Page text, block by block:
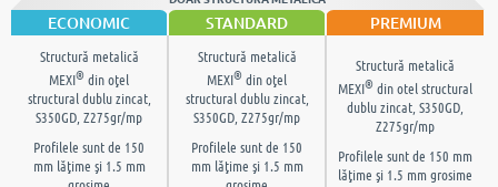
ECONOMIC STANDARD PREMIUM
Structură metalică
® din oţel
structural dublu zincat,
S350GD, Z275gr/mp
Profilele sunt de 150
mm lăţime şi 1.5 mm
grosime
Structură metalică
® din oţel
structural dublu zincat,
S350GD, Z275gr/mp
Profilele sunt de 150
mm lăţime şi 1.5 mm
grosime
Structură metalică
® din otel structural
dublu zincat, S350GD,
Z275gr/mp
Profilele sunt de 150 mm
lăţime şi 1.5 mm grosime